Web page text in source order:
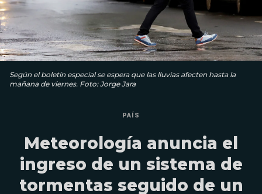
Según el boletín especial se espera que las lluvias afecten hasta la
mañana de viernes. Foto: Jorge Jara
PAÍS
Meteorología anuncia el
ingreso de un sistema de
tormentas seguido de un